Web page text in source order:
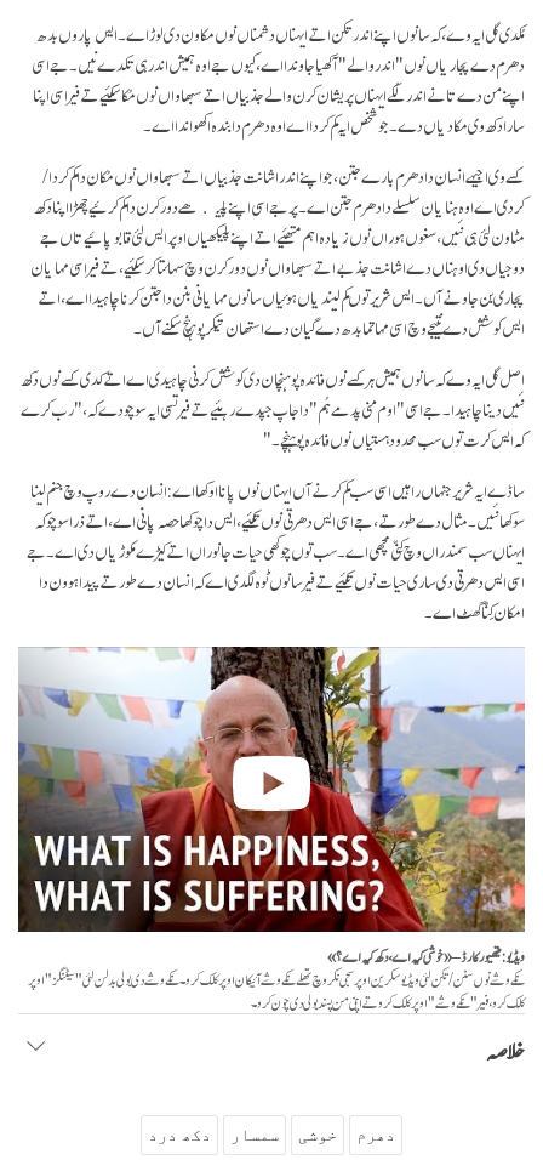
مُکدی گل ایہ وے، کہ سانوں اپنے اندر تکن اتے ایہناں دشمناں نوں مکاون دی لوڑ اے۔ ایس پاروں بدھ
دھرم دے پجاریاں نوں "اندر والے" آکھیا جاوندا اے، کیوں جے اوہ ہمیش اندر ہی تکدے نیں۔ جے اسی
اپنے من دے تانے اندر لُکے ایہناں پریشان کرن والے جذبیاں اتے سبھاواں نوں مُکا سکئیے تے فیر اسی اپنا
سارا دکھ وی مکا دیاں دے۔ جو شخص ایہ کم کردا اے اوہ دھرم دا بندہ اکھواندا اے۔
کسے وی اجیہے انسان دا دھرم بارے جتن، جو اپنے اندر اشانت جذبیاں اتے سبھاواں نوں مُکان دا کم کردا/
کردی اے اوہ ہنایان سلسلے دا دھرم جتن اے۔ پر جے اسی اپنے پلیکھے دور کرن دا کم کرئیے چھڑا اپنا دکھ
مٹاون لئی ہی نئیں، سغوں ہوراں نوں زیادہ اہم متھئیے اتے اپنے پلیکھیاں اوپر ایس لئی قابو پائیے تاں جے
دوجیاں دی اوہناں دے اشانت جذبے اتے سبھاواں نوں دور کرن وچ سہائتا کر سکئیے، تے فیر اسی مہایان
پجاری بن جاونے آں۔ ایس شریر توں کم لیندیاں ہوئیاں سانوں مہایانی بنن دا جتن کرنا چاہیدا اے، اتے
ایس کوشش دے نتیجے وچ اسی مہاتما بدھ دے گیان دے استھان تیکر پوہنچ سکنے آں۔
اصل گل ایہ وے کہ سانوں ہمیش ہر کسے نوں فائدہ پوہنچان دی کوشش کرنی چاہیدی اے اتے کدی کسے نوں دکھ
نئیں دینا چاہیدا۔ جے اسی "اوم منی پدمے ہُم" دا جاپ جپدے رہئیے تے فیر تسی ایہ سوچو دے کہ ،"رب کرے
کہ ایس کرت توں سب محدود ہستیاں نوں فائدہ پوہنچے۔"
ساڈے ایہ شریر جنہاں راہیں اسی سب کم کرنے آں ایہناں نوں پانا اوکھا اے: انسان دے روپ وچ جنم لینا
سوکھا نئیں۔ مثال دے طور تے، جے اسی ایس دھرتی نوں تکئیے، ایس دا چوکھا حصہ پانی اے، اتے ذرا سوچو کہ
ایہناں سب سمندراں وچ کِنّی مچھی اے۔ سب توں چوکھی حیات جانوراں اتے کیڑے مکوڑیاں دی اے۔ جے
اسی ایس دھرتی دی ساری حیات نوں تکئیے تے فیر سانوں ٹوہ لگدی اے کہ انسان دے طور تے پیدا ہوون دا
امکان کِنّا گھٹ اے۔
ویڈیو: میتھیو رکارڈ – «خوشی کیہ اے، دکھ کیہ اے؟»
نکے وشے نوں سنن/تکن لئی ویڈیو سکرین اوپر سجی نکر وچ تھلے نکے وشے آئیکان اوپر کلک کرو۔ نکے وشے دی بولی بدلن لئی "سیٹنگز" اوپر
کلک کرو، فیر "نکے وشے" اوپر کلک کرو تے اپنی من پسند بولی دی چون کرو۔
خلاصہ
دھرم خوشی سمسار دکھ درد